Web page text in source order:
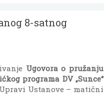
8-satnog
Ugovora o pružanju
programa DV „Sunce“
Ustanove – matični